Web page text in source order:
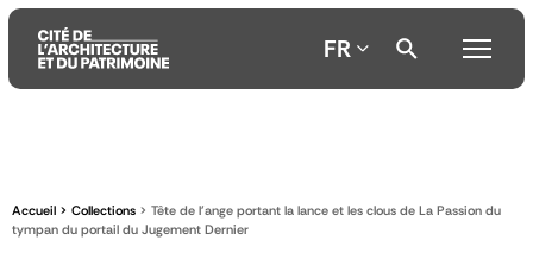
contenu
principal
menu
principal
la
recherche
FR
Accueil Collections
Tête de l'ange portant la lance et les clous de La Passion du
tympan du portail du Jugement Dernier